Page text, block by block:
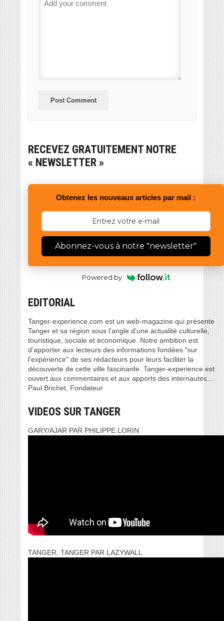
RECEVEZ GRATUITEMENT NOTRE
« NEWSLETTER »
Obtenez les nouveaux articles par mail :
Abonnez-vous à notre "newsletter"
Powered by
EDITORIAL
Tanger-experience.com est un web-magazine qui présente
Tanger et sa région sous l'angle d'une actualité culturelle,
touristique, sociale et économique. Notre ambition est
d’apporter aux lecteurs des informations fondées "sur
l'expérience" de ses rédacteurs pour leurs faciliter la
découverte de cette ville fascinante. Tanger-experience est
ouvert aux commentaires et aux apports des internautes...
Paul Brichet, Fondateur
VIDEOS SUR TANGER
GARY/AJAR PAR PHILIPPE LORIN
TANGER, TANGER PAR LAZYWALL